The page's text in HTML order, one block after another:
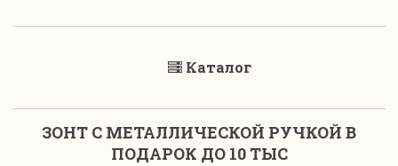
Каталог
ЗОНТ С МЕТАЛЛИЧЕСКОЙ РУЧКОЙ В
ПОДАРОК ДО 10 ТЫС